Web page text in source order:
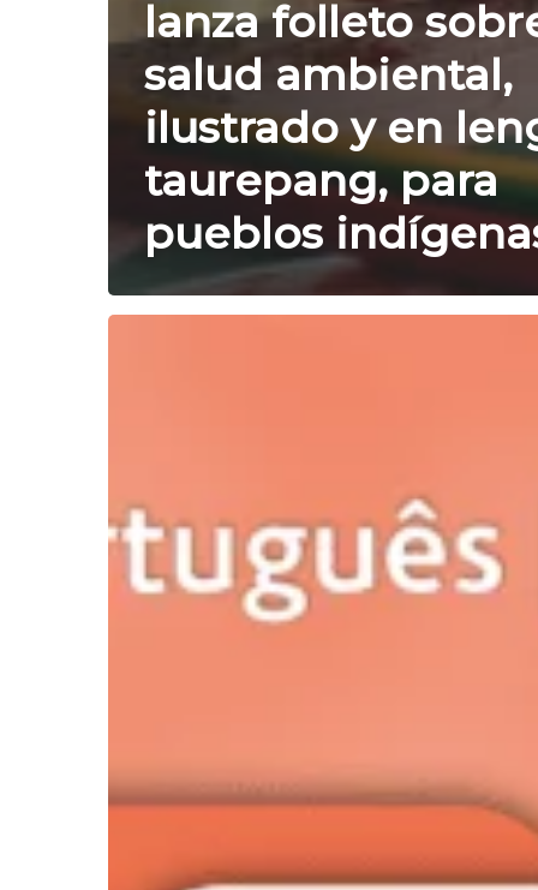
lanza folleto
salud ambiental,
ilustrado y en
taurepang, para
pueblos